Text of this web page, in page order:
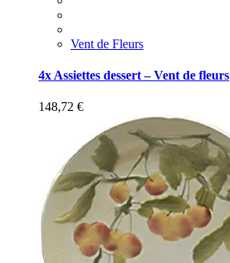
Vent de Fleurs
4x Assiettes dessert – Vent de fleurs
148,72 €